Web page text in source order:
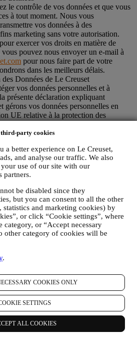
third-party cookies
a better experience on Le Creuset,
and analyse our traffic. We also
use of our site with our
partners.
be disabled since they
but you can consent to all the other
statistics and marketing cookies) by
or click “Cookie settings”, where
category, or “Accept necessary
other category of cookies will be
.
COOKIES ONLY
SETTINGS
ALL COOKIES
le contrôle de vos données et que vous
à tout moment. Nous vous
vos données à des
marketing sans votre autorisation.
exercer vos droits en matière de
pouvez nous envoyer un e-mail à
pour nous faire part de votre
dans les meilleurs délais.
Données de Le Creuset
vos données personnelles et à
présente déclaration expliquant
gérons vos données personnelles en
UE relative à la protection des
européenne) et avec la loi relative à la
(les “Lois relatives à la Protection des
RECUEILLONS-NOUS AUPRES DE
A QUEL MOMENT ?
est une quelconque information vous
de vous identifier, soit directement,
informations.
n’est pas destiné aux enfants et nous ne
données relatives aux enfants.
données personnelles vous concernant
web (le “Site web”), créez un compte
ou lorsque vous vous abonnez à nos
personnelles peuvent concerner :
électronique, la date de naissance
(adresse, numéro de téléphone), dans
Le Creuset, de faire un achat en tant
l’abonnement à nos communications
ou en magasin.